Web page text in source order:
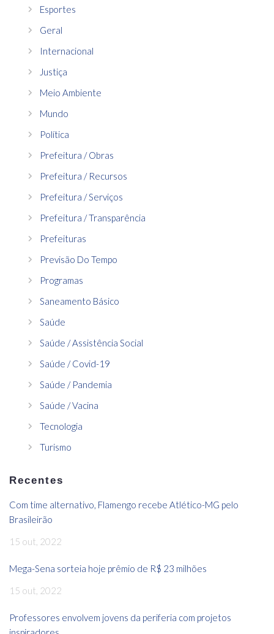
Esportes
Geral
Internacional
Justiça
Meio Ambiente
Mundo
Política
Prefeitura / Obras
Prefeitura / Recursos
Prefeitura / Serviços
Prefeitura / Transparência
Prefeituras
Previsão Do Tempo
Programas
Saneamento Básico
Saúde
Saúde / Assistência Social
Saúde / Covid-19
Saúde / Pandemia
Saúde / Vacina
Tecnologia
Turismo
Recentes
Com time alternativo, Flamengo recebe Atlético-MG pelo
Brasileirão
15 out, 2022
Mega-Sena sorteia hoje prêmio de R$ 23 milhões
15 out, 2022
Professores envolvem jovens da periferia com projetos